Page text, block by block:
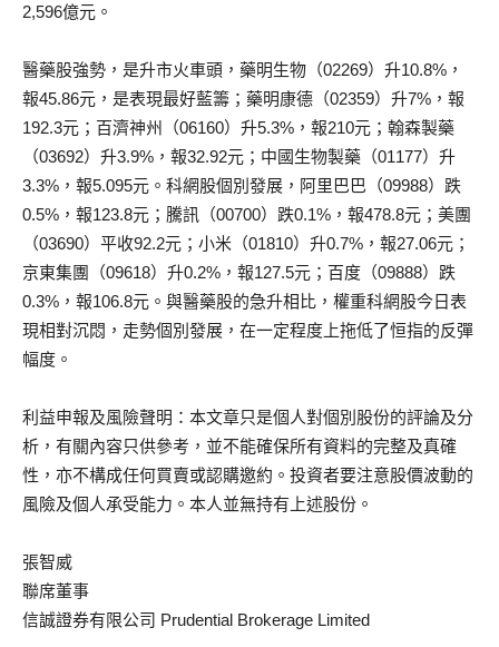
2,596億元。
醫藥股強勢，是升市火車頭，藥明生物（02269）升10.8%，
報45.86元，是表現最好藍籌；藥明康德（02359）升7%，報
192.3元；百濟神州（06160）升5.3%，報210元；翰森製藥
（03692）升3.9%，報32.92元；中國生物製藥（01177）升
3.3%，報5.095元。科網股個別發展，阿里巴巴（09988）跌
0.5%，報123.8元；騰訊（00700）跌0.1%，報478.8元；美團
（03690）平收92.2元；小米（01810）升0.7%，報27.06元；
京東集團（09618）升0.2%，報127.5元；百度（09888）跌
0.3%，報106.8元。與醫藥股的急升相比，權重科網股今日表
現相對沉悶，走勢個別發展，在一定程度上拖低了恒指的反彈
幅度。
利益申報及風險聲明：本文章只是個人對個別股份的評論及分
析，有關內容只供參考，並不能確保所有資料的完整及真確
性，亦不構成任何買賣或認購邀約。投資者要注意股價波動的
風險及個人承受能力。本人並無持有上述股份。
張智威
聯席董事
信誠證券有限公司 Prudential Brokerage Limited